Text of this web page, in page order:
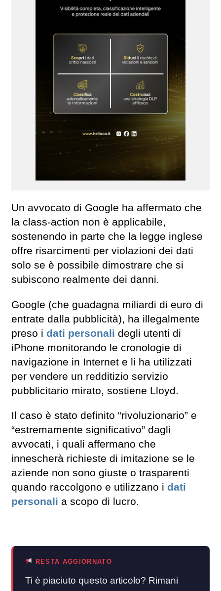
Un avvocato di Google ha affermato che
la class-action non è applicabile,
sostenendo in parte che la legge inglese
offre risarcimenti per violazioni dei dati
solo se è possibile dimostrare che si
subiscono realmente dei danni.
Google (che guadagna miliardi di euro di
entrate dalla pubblicità), ha illegalmente
preso i dati personali degli utenti di
iPhone monitorando le cronologie di
navigazione in Internet e li ha utilizzati
per vendere un redditizio servizio
pubblicitario mirato, sostiene Lloyd.
Il caso è stato definito “rivoluzionario” e
“estremamente significativo” dagli
avvocati, i quali affermano che
innescherà richieste di imitazione se le
aziende non sono giuste o trasparenti
quando raccolgono e utilizzano i dati
personali a scopo di lucro.
RESTA AGGIORNATO
Ti è piaciuto questo articolo? Rimani